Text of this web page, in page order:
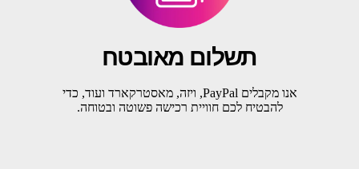
תשלום מאובטח
אנו מקבלים PayPal, ויזה, מאסטרקארד ועוד, כדי
להבטיח לכם חוויית רכישה פשוטה ובטוחה.